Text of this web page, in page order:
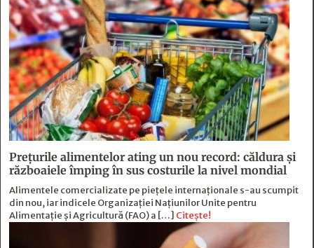
Prețurile alimentelor ating un nou record: căldura și
războaiele împing în sus costurile la nivel mondial
Alimentele comercializate pe piețele internaționale s-au scumpit
din nou, iar indicele Organizației Națiunilor Unite pentru
Alimentație și Agricultură (FAO) a […] Citește!